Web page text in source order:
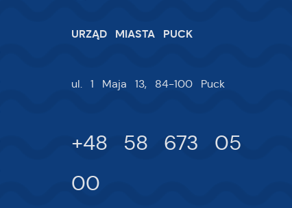
URZĄD MIASTA PUCK
ul. 1 Maja 13, 84-100 Puck
+48 58 673 05
00